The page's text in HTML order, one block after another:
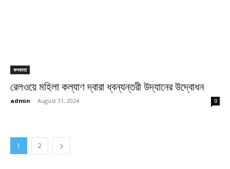
কলকাতা
রেলওয়ে মহিলা কল্যাণ দ্বারা ধ্বন্যন্তরী উদ্যানের উদ্বোধন
admin - August 31, 2024 0
1 2